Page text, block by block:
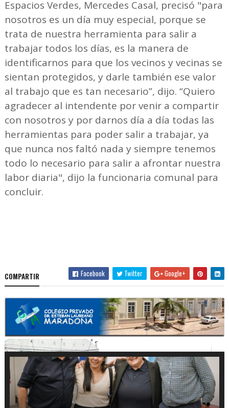
Espacios Verdes, Mercedes Casal, precisó "para
nosotros es un día muy especial, porque se
trata de nuestra herramienta para salir a
trabajar todos los días, es la manera de
identificarnos para que los vecinos y vecinas se
sientan protegidos, y darle también ese valor
al trabajo que es tan necesario”, dijo. “Quiero
agradecer al intendente por venir a compartir
con nosotros y por darnos día a día todas las
herramientas para poder salir a trabajar, ya
que nunca nos faltó nada y siempre tenemos
todo lo necesario para salir a afrontar nuestra
labor diaria", dijo la funcionaria comunal para
concluir.
COMPARTIR Facebook Twitter Google+